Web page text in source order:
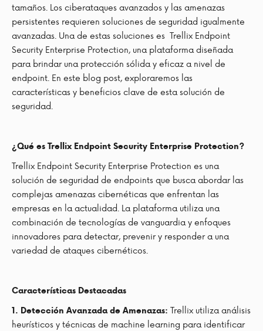
tamaños. Los ciberataques avanzados y las amenazas
persistentes requieren soluciones de seguridad igualmente
avanzadas. Una de estas soluciones es Trellix Endpoint
Security Enterprise Protection, una plataforma diseñada
para brindar una protección sólida y eficaz a nivel de
endpoint. En este blog post, exploraremos las
características y beneficios clave de esta solución de
seguridad.
¿Qué es Trellix Endpoint Security Enterprise Protection?
Trellix Endpoint Security Enterprise Protection es una
solución de seguridad de endpoints que busca abordar las
complejas amenazas cibernéticas que enfrentan las
empresas en la actualidad. La plataforma utiliza una
combinación de tecnologías de vanguardia y enfoques
innovadores para detectar, prevenir y responder a una
variedad de ataques cibernéticos.
Características Destacadas
1. Detección Avanzada de Amenazas: Trellix utiliza análisis
heurísticos y técnicas de machine learning para identificar